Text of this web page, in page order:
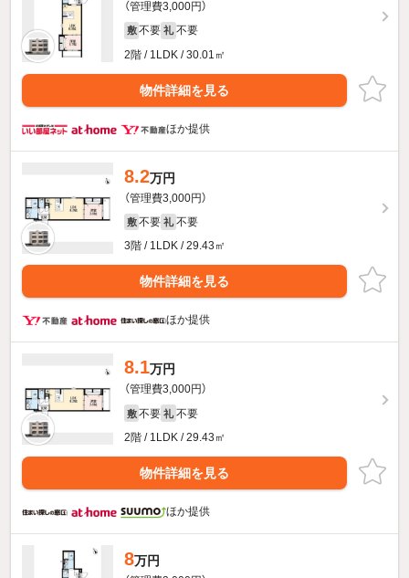
（管理費3,000円）
敷 不要 礼 不要
2階 / 1LDK / 30.01㎡
物件詳細を見る
ほか提供
8.2万円
（管理費3,000円）
敷 不要 礼 不要
3階 / 1LDK / 29.43㎡
物件詳細を見る
ほか提供
8.1万円
（管理費3,000円）
敷 不要 礼 不要
2階 / 1LDK / 29.43㎡
物件詳細を見る
ほか提供
8万円